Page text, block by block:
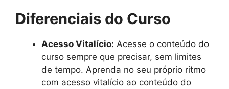
Diferenciais do Curso
Acesso Vitalício: Acesse o conteúdo do
curso sempre que precisar, sem limites
de tempo. Aprenda no seu próprio ritmo
com acesso vitalício ao conteúdo do